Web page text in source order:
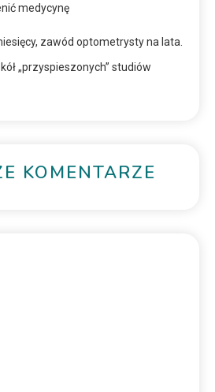
medycynę
zawód optometrysty na lata.
„przyspieszonych” studiów
KOMENTARZE